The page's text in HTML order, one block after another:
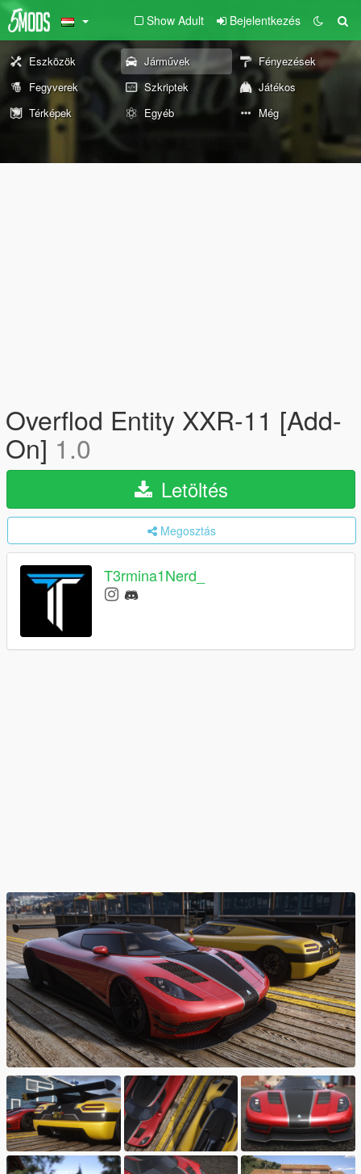
Show Adult Bejelentkezés
Eszközök Járművek
Fényezések
Fegyverek
Szkriptek
Játékos
Térképek
Egyéb Még
Overflod Entity XXR-11 [Add-
On] 1.0
Letöltés
Megosztás
T3rmina1Nerd_